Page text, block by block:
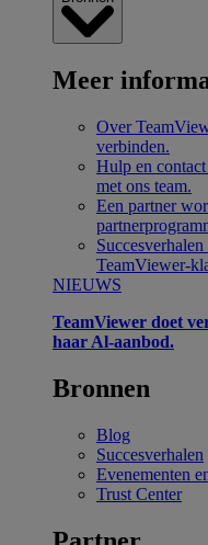
Meer
Over
verbinden.
Hulp en contact
met ons team.
Een partner
Succesverhalen
TeamViewer-
NIEUWS
TeamViewer doet
haar Al-aanbod.
Bronnen
Blog
Succesverhalen
Evenementen
Trust Center